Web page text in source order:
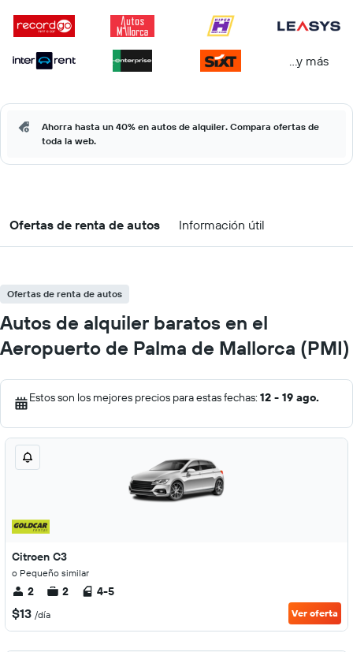
...y más
Ahorra hasta un 40% en autos de alquiler. Compara ofertas de
toda la web.
Ofertas de renta de autos Información útil
Ofertas de renta de autos
Autos de alquiler baratos en el
Aeropuerto de Palma de Mallorca (PMI)
Estos son los mejores precios para estas fechas: 12 - 19 ago.
Citroen C3
o Pequeño similar
2 2 4-5
$13 /día Ver oferta